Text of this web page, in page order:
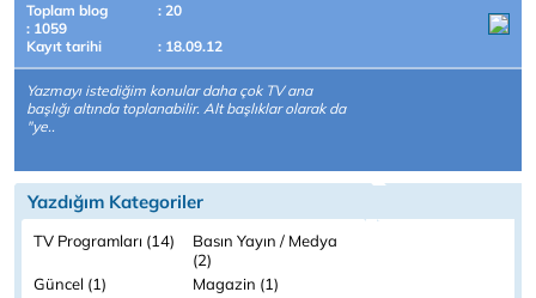
Toplam blog
: 20
: 1059
Kayıt tarihi
: 18.09.12
Yazmayı istediğim konular daha çok TV ana
başlığı altında toplanabilir. Alt başlıklar olarak da
"ye..
Yazdığım Kategoriler
TV Programları (14) Basın Yayın / Medya
(2)
Güncel (1)
Magazin (1)